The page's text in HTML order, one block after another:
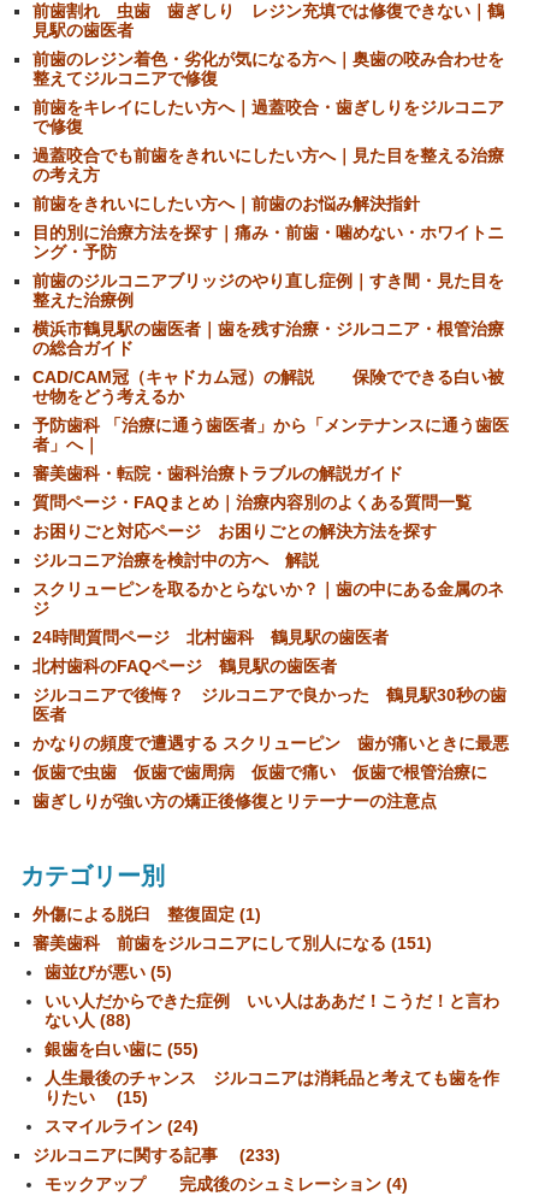
前歯割れ 虫歯 歯ぎしり レジン充填では修復できない｜鶴
見駅の歯医者
前歯のレジン着色・劣化が気になる方へ｜奥歯の咬み合わせを
整えてジルコニアで修復
前歯をキレイにしたい方へ｜過蓋咬合・歯ぎしりをジルコニア
で修復
過蓋咬合でも前歯をきれいにしたい方へ｜見た目を整える治療
の考え方
前歯をきれいにしたい方へ｜前歯のお悩み解決指針
目的別に治療方法を探す｜痛み・前歯・噛めない・ホワイトニ
ング・予防
前歯のジルコニアブリッジのやり直し症例｜すき間・見た目を
整えた治療例
横浜市鶴見駅の歯医者｜歯を残す治療・ジルコニア・根管治療
の総合ガイド
CAD/CAM冠（キャドカム冠）の解説 保険でできる白い被
せ物をどう考えるか
予防歯科 「治療に通う歯医者」から「メンテナンスに通う歯医
者」へ｜
審美歯科・転院・歯科治療トラブルの解説ガイド
質問ページ・FAQまとめ｜治療内容別のよくある質問一覧
お困りごと対応ページ お困りごとの解決方法を探す
ジルコニア治療を検討中の方へ 解説
スクリューピンを取るかとらないか？｜歯の中にある金属のネ
ジ
24時間質問ページ 北村歯科 鶴見駅の歯医者
北村歯科のFAQページ 鶴見駅の歯医者
ジルコニアで後悔？ ジルコニアで良かった 鶴見駅30秒の歯
医者
かなりの頻度で遭遇する スクリューピン 歯が痛いときに最悪
仮歯で虫歯 仮歯で歯周病 仮歯で痛い 仮歯で根管治療に
歯ぎしりが強い方の矯正後修復とリテーナーの注意点
カテゴリー別
外傷による脱臼 整復固定 (1)
審美歯科 前歯をジルコニアにして別人になる (151)
歯並びが悪い (5)
いい人だからできた症例 いい人はああだ！こうだ！と言わ
ない人 (88)
銀歯を白い歯に (55)
人生最後のチャンス ジルコニアは消耗品と考えても歯を作
りたい (15)
スマイルライン (24)
ジルコニアに関する記事 (233)
モックアップ 完成後のシュミレーション (4)